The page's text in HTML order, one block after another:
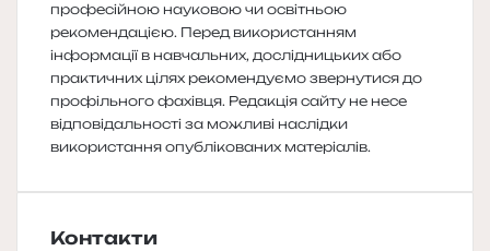
професійною науковою чи освітньою
рекомендацією. Перед використанням
інформації в навчальних, дослідницьких або
практичних цілях рекомендуємо звернутися до
профільного фахівця. Редакція сайту не несе
відповідальності за можливі наслідки
використання опублікованих матеріалів.
Контакти